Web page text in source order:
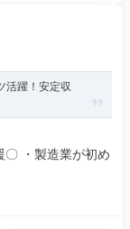
活躍！安定収
〇 ・製造業が初め